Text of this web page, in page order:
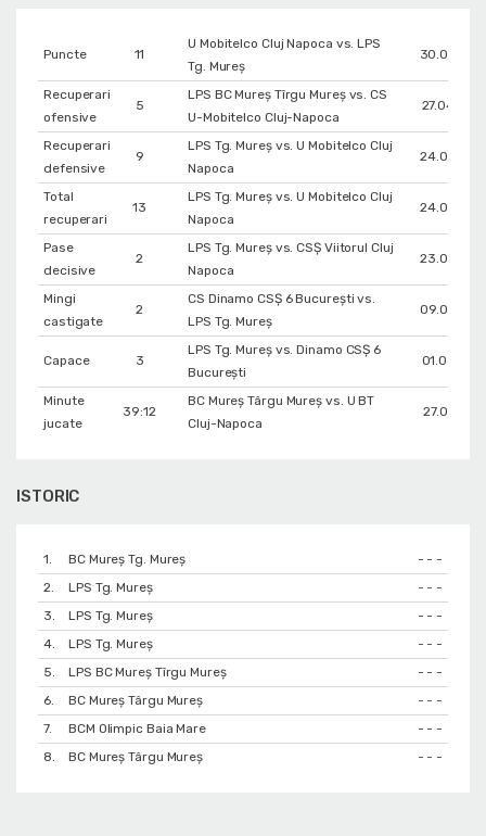
Puncte 11
U Mobitelco Cluj Napoca vs. LPS
Tg. Mureș
Recuperari
ofensive
5
LPS BC Mureș Tîrgu Mureș vs. CS
U-Mobitelco Cluj-Napoca
Recuperari
defensive
9
LPS Tg. Mureș vs. U Mobitelco Cluj
Napoca
Total
recuperari
13
LPS Tg. Mureș vs. U Mobitelco Cluj
Napoca
Pase
decisive
2
LPS Tg. Mureș vs. CSȘ Viitorul Cluj
Napoca
Mingi
castigate
2
CS Dinamo CSȘ 6 București vs.
LPS Tg. Mureș
Capace 3
LPS Tg. Mureș vs. Dinamo CSȘ 6
București
Minute
jucate
39:12
BC Mureș Târgu Mureș vs. U BT
Cluj-Napoca
27.01.2018
ISTORIC
1. BC Mureș Tg. Mureș
- - -
2.
LPS Tg. Mureș
- - -
3.
LPS Tg. Mureș
- - -
4.
LPS Tg. Mureș
- - -
5.
LPS BC Mureș Tîrgu Mureș
- - -
6.
BC Mureș Târgu Mureș
- - -
7.
BCM Olimpic Baia Mare
- - -
8.
BC Mureș Târgu Mureș - - -